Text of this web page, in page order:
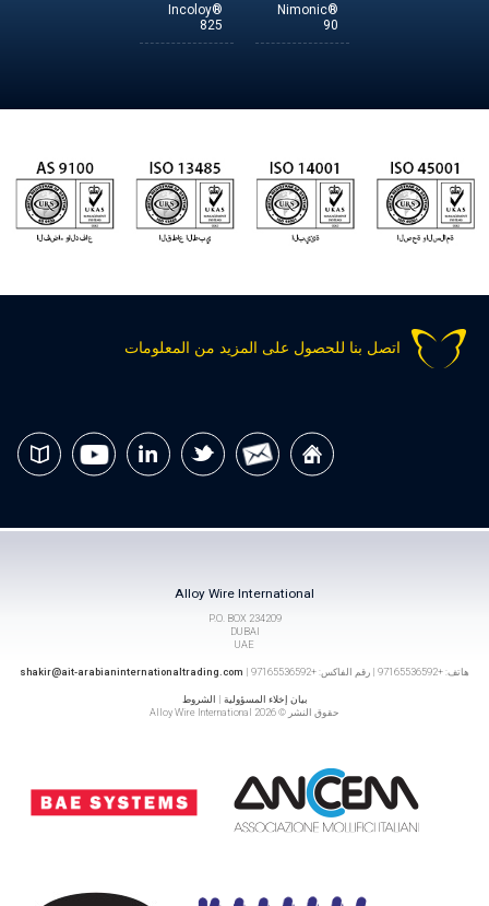
Nimonic®
90
Incoloy®
825
اتصل بنا للحصول على المزيد من المعلومات
Alloy Wire International
P.O. BOX 234209
DUBAI
UAE
هاتف: +97165536592 | رقم الفاكس: +97165536592 | shakir@ait-arabianinternationaltrading.com
بيان إخلاء المسؤولية | الشروط
حقوق النشر © 2026 Alloy Wire International